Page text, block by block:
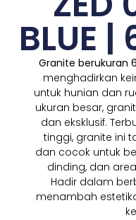
BLUE
Granite berukuran
menghadirkan
untuk hunian dan
ukuran besar,
dan eksklusif.
tinggi, granite ini
dan cocok untuk
dinding, dan
Hadir dalam
menambah